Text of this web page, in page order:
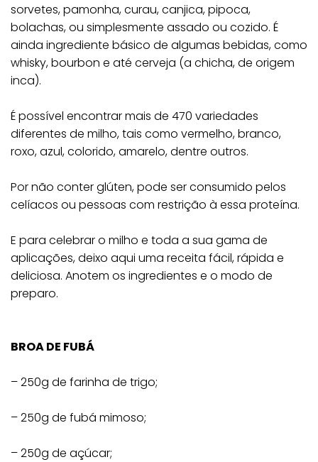
sorvetes, pamonha, curau, canjica, pipoca,
bolachas, ou simplesmente assado ou cozido. É
ainda ingrediente básico de algumas bebidas, como
whisky, bourbon e até cerveja (a chicha, de origem
inca).
É possível encontrar mais de 470 variedades
diferentes de milho, tais como vermelho, branco,
roxo, azul, colorido, amarelo, dentre outros.
Por não conter glúten, pode ser consumido pelos
celíacos ou pessoas com restrição à essa proteína.
E para celebrar o milho e toda a sua gama de
aplicações, deixo aqui uma receita fácil, rápida e
deliciosa. Anotem os ingredientes e o modo de
preparo.
BROA DE FUBÁ
– 250g de farinha de trigo;
– 250g de fubá mimoso;
– 250g de açúcar;